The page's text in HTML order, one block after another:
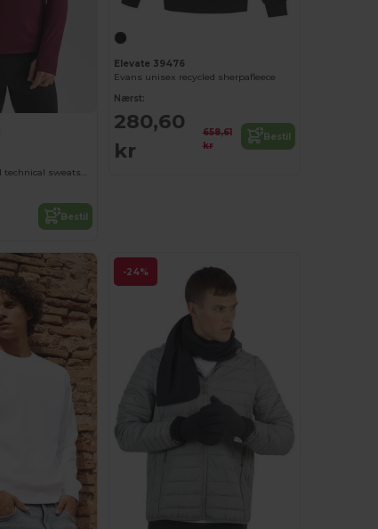
Bestil
Elevate 39476
Evans unisex recycled sherpafleece
Nærst:
280,60
kr
658,61
kr
Bestil
-24%